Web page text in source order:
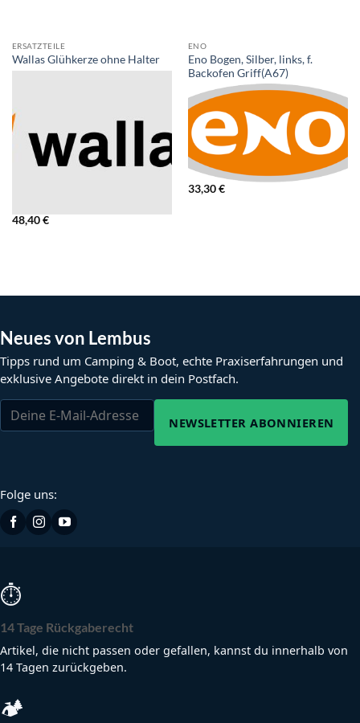
ERSATZTEILE
Wallas Glühkerze ohne Halter
48,40€
ENO
Eno Bogen, Silber, links, f.
Backofen Griff(A67)
33,30€
Neues von Lembus
Tipps rund um Camping & Boot, echte Praxiserfahrungen und
exklusive Angebote direkt in dein Postfach.
NEWSLETTER ABONNIEREN
Folge uns:
⏱
14 Tage Rückgaberecht
Artikel, die nicht passen oder gefallen, kannst du innerhalb von
14 Tagen zurückgeben.
🏕